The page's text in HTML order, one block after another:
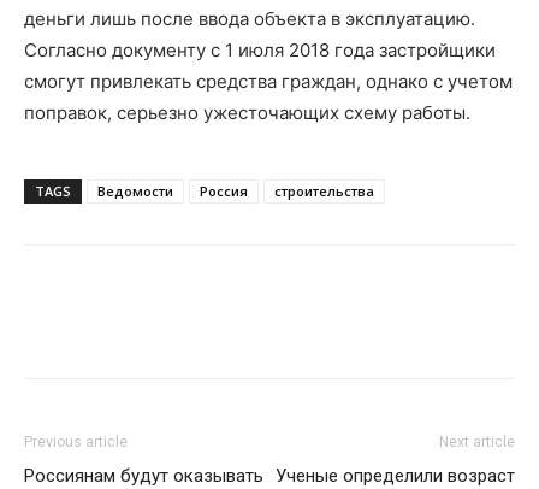
деньги лишь после ввода объекта в эксплуатацию.
Согласно документу с 1 июля 2018 года застройщики
смогут привлекать средства граждан, однако с учетом
поправок, серьезно ужесточающих схему работы.
TAGS Ведомости Россия строительства
Previous article
Россиянам будут оказывать
Next article
Ученые определили возраст